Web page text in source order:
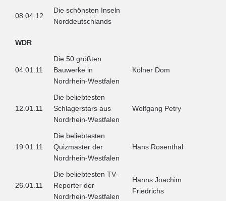
08.04.12
Die schönsten Inseln
Norddeutschlands
WDR
04.01.11
Die 50 größten
Bauwerke in
Nordrhein-Westfalen
Kölner Dom
12.01.11
Die beliebtesten
Schlagerstars aus
Nordrhein-Westfalen
Wolfgang Petry
19.01.11
Die beliebtesten
Quizmaster der
Nordrhein-Westfalen
Hans Rosenthal
26.01.11
Die beliebtesten TV-
Reporter der
Nordrhein-Westfalen
Hanns Joachim
Friedrichs